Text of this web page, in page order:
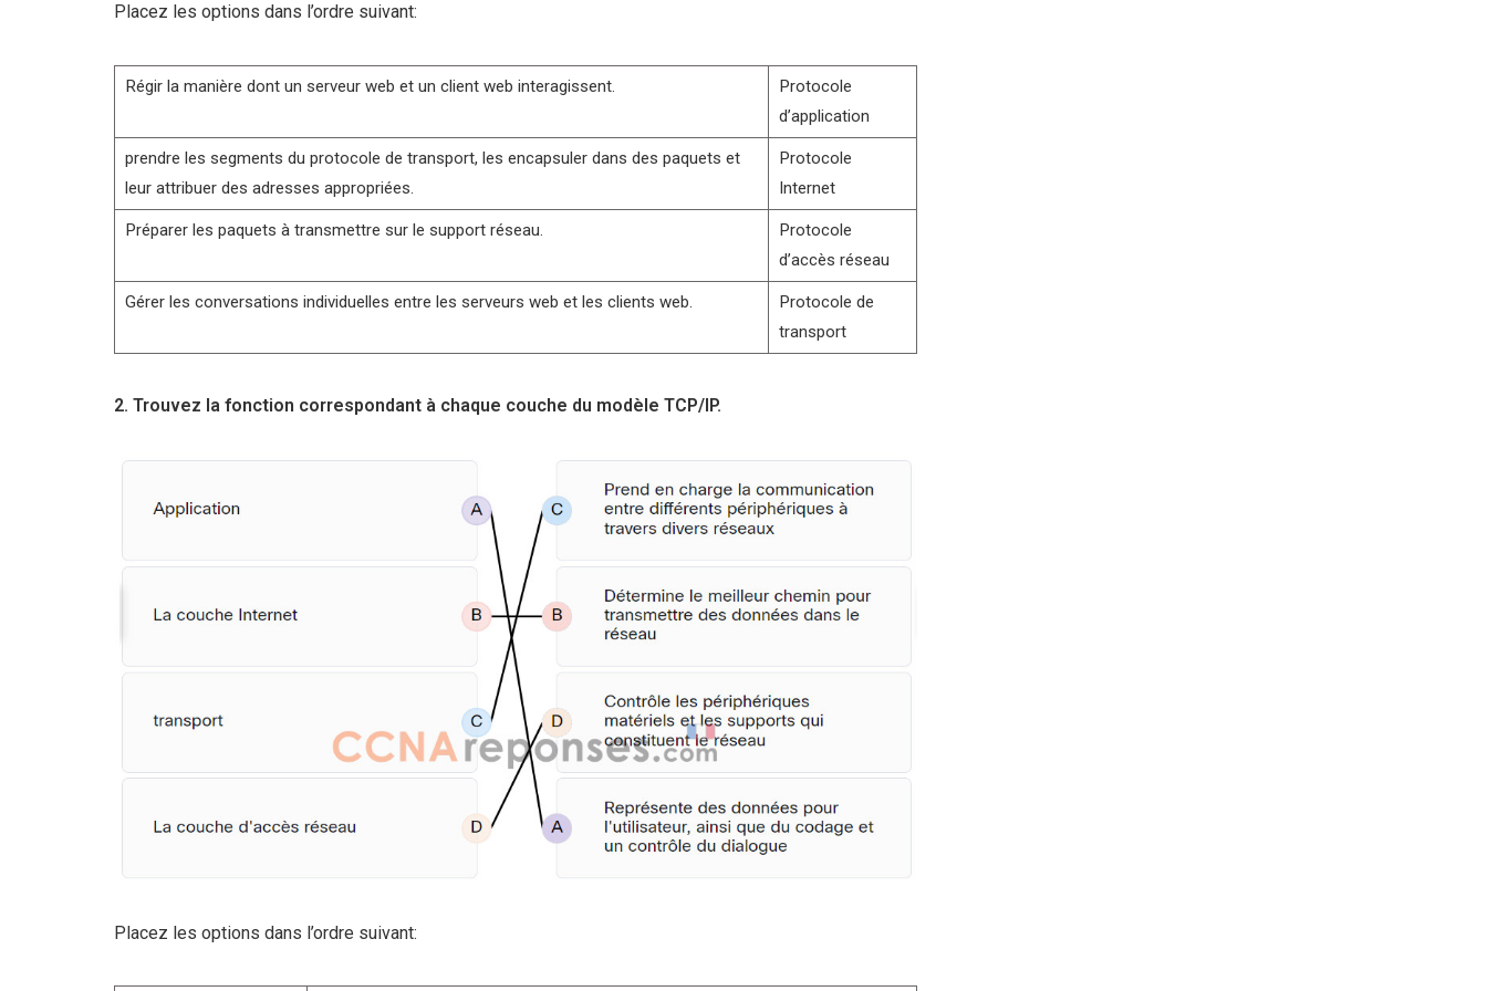
Placez les options dans l’ordre suivant:
Régir la manière dont un serveur web et un client web interagissent.
Protocole
d’application
prendre les segments du protocole de transport, les encapsuler dans des paquets et
leur attribuer des adresses appropriées.
Protocole
Internet
Préparer les paquets à transmettre sur le support réseau.
Protocole
d’accès réseau
Gérer les conversations individuelles entre les serveurs web et les clients web.
Protocole de
transport
2. Trouvez la fonction correspondant à chaque couche du modèle TCP/IP.
Placez les options dans l’ordre suivant: